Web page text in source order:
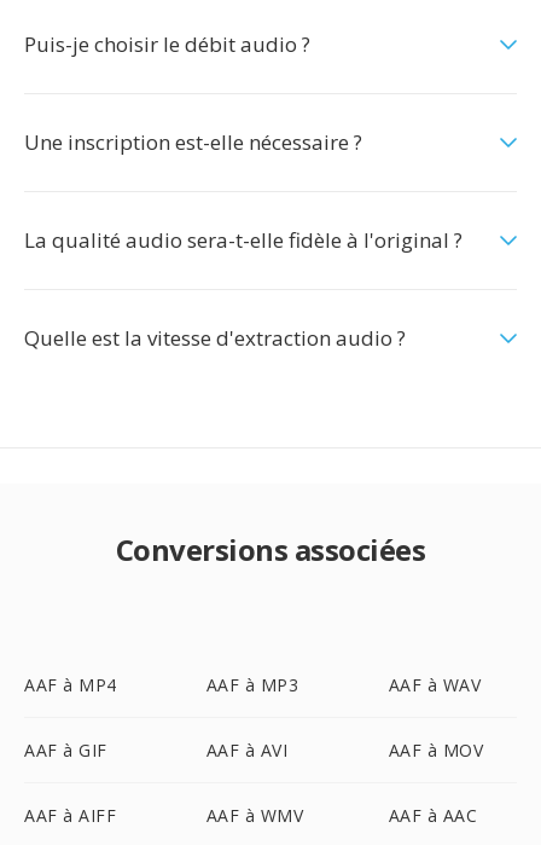
Puis-je choisir le débit audio ?
Une inscription est-elle nécessaire ?
La qualité audio sera-t-elle fidèle à l'original ?
Quelle est la vitesse d'extraction audio ?
Conversions associées
AAF à MP4 AAF à MP3 AAF à WAV
AAF à GIF AAF à AVI AAF à MOV
AAF à AIFF AAF à WMV AAF à AAC